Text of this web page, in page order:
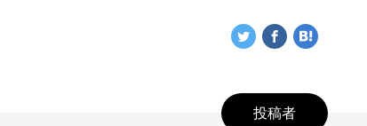
投稿者